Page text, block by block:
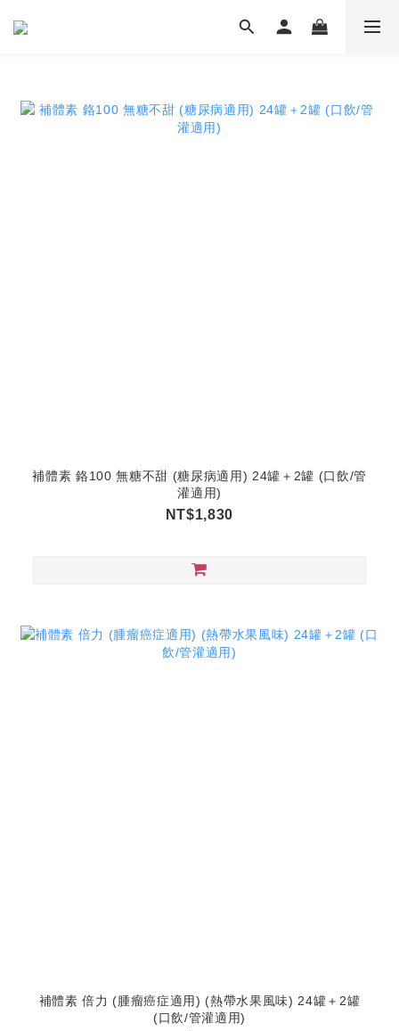
補體素 鉻100 無糖不甜 (糖尿病適用) 24罐＋2罐 (口飲/管
灌適用)
NT$1,830
補體素 倍力 (腫瘤癌症適用) (熱帶水果風味) 24罐＋2罐
(口飲/管灌適用)